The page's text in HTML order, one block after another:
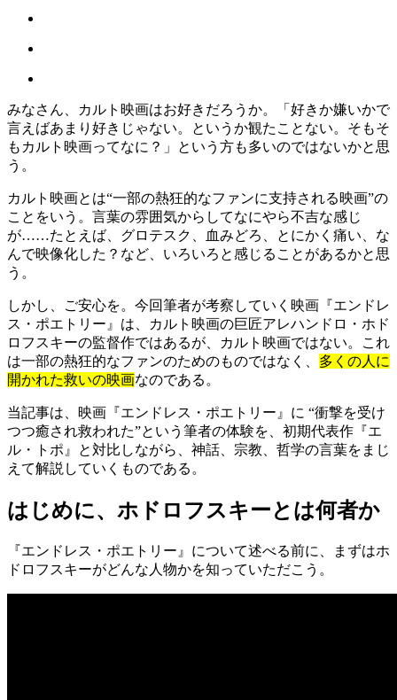
みなさん、カルト映画はお好きだろうか。「好きか嫌いかで
言えばあまり好きじゃない。というか観たことない。そもそ
もカルト映画ってなに？」という方も多いのではないかと思
う。
カルト映画とは“一部の熱狂的なファンに支持される映画”の
ことをいう。言葉の雰囲気からしてなにやら不吉な感じ
が……たとえば、グロテスク、血みどろ、とにかく痛い、な
んで映像化した？など、いろいろと感じることがあるかと思
う。
しかし、ご安心を。今回筆者が考察していく映画『エンドレ
ス・ポエトリー』は、カルト映画の巨匠アレハンドロ・ホド
ロフスキーの監督作ではあるが、カルト映画ではない。これ
は一部の熱狂的なファンのためのものではなく、 多くの人に
開かれた救いの映画なのである。
当記事は、映画『エンドレス・ポエトリー』に “衝撃を受け
つつ癒され救われた”という筆者の体験を、初期代表作『エ
ル・トポ』と対比しながら、神話、宗教、哲学の言葉をまじ
えて解説していくものである。
はじめに、ホドロフスキーとは何者か
『エンドレス・ポエトリー』について述べる前に、まずはホ
ドロフスキーがどんな人物かを知っていただこう。